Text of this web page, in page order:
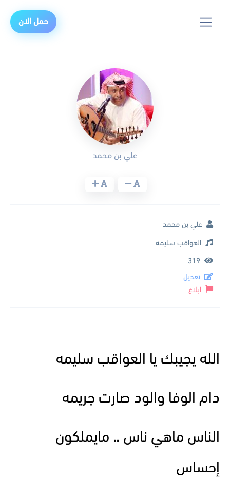
حمل الان
الله يجيبك يا العواقب سليمه
دام الوفا والود صارت جريمه
الناس ماهي ناس .. مايملكون
إحساس
علي بن محمد
علي بن محمد
العواقب سليمه
319
تعديل
ابلاغ